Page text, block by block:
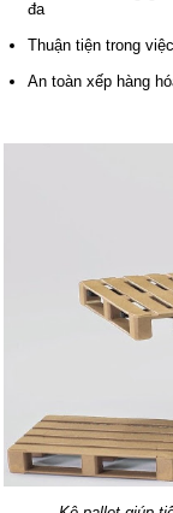
đa
Thuận tiện trong
An toàn xếp hàng